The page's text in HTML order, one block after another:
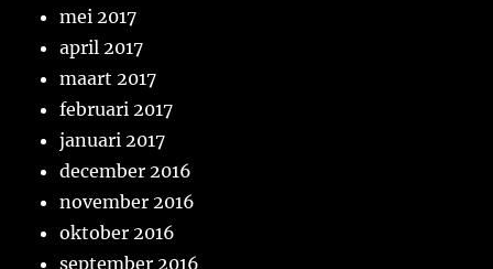
mei 2017
april 2017
maart 2017
februari 2017
januari 2017
december 2016
november 2016
oktober 2016
september 2016